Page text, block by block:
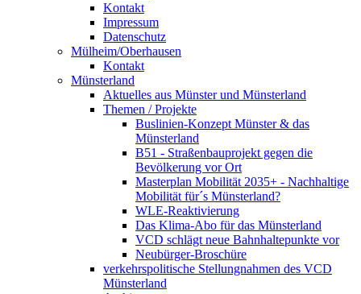
Kontakt
Impressum
Datenschutz
Mülheim/Oberhausen
Kontakt
Münsterland
Aktuelles aus Münster und Münsterland
Themen / Projekte
Buslinien-Konzept Münster & das
Münsterland
B51 - Straßenbauprojekt gegen die
Bevölkerung vor Ort
Masterplan Mobilität 2035+ - Nachhaltige
Mobilität für´s Münsterland?
WLE-Reaktivierung
Das Klima-Abo für das Münsterland
VCD schlägt neue Bahnhaltepunkte vor
Neubürger-Broschüre
verkehrspolitische Stellungnahmen des VCD
Münsterland